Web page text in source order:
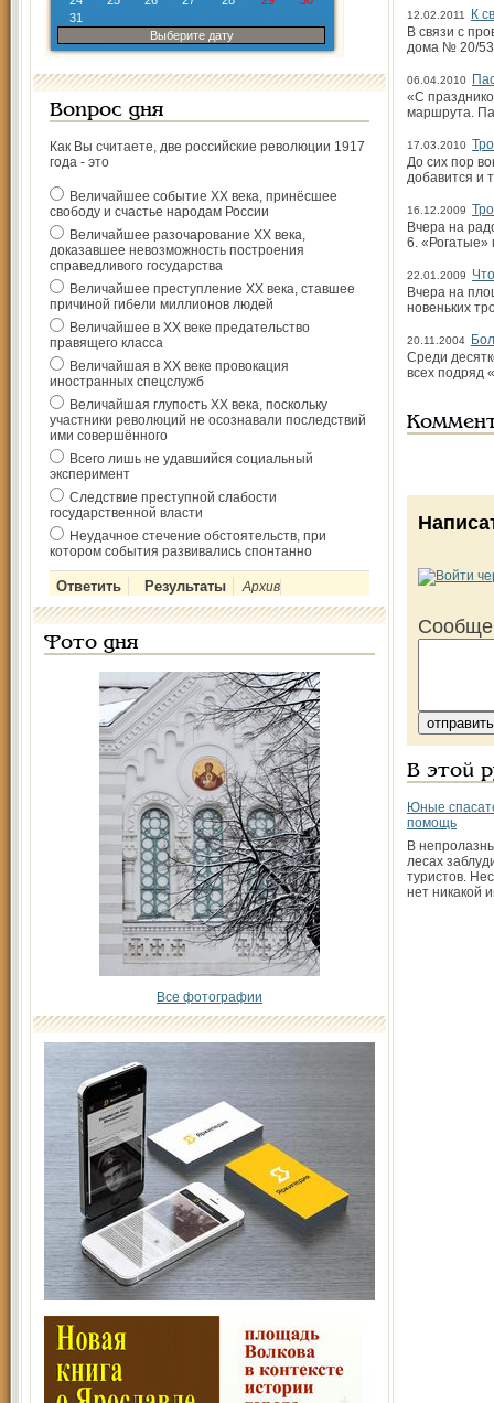
31
Выберите дату
Вопрос дня
Как Вы считаете, две российские революции 1917
года - это
Величайшее событие ХХ века, принёсшее
свободу и счастье народам России
Величайшее разочарование ХХ века,
доказавшее невозможность построения
справедливого государства
Величайшее преступление ХХ века, ставшее
причиной гибели миллионов людей
Величайшее в ХХ веке предательство
правящего класса
Величайшая в ХХ веке провокация
иностранных спецслужб
Величайшая глупость ХХ века, поскольку
участники революций не осознавали последствий
ими совершённого
Всего лишь не удавшийся социальный
эксперимент
Следствие преступной слабости
государственной власти
Неудачное стечение обстоятельств, при
котором события развивались спонтанно
Архив
Фото дня
Все фотографии
12.02.2011
К
В связи с
дома № 20/53
06.04.2010
«С
маршрута.
17.03.2010
До сих пор
добавится и
16.12.2009
Вчера на
6. «Рогатые»
22.01.2009
Вчера на
новеньких
20.11.2004
Среди
всех подряд
В этой
Юные
помощь
В
лесах
туристов.
нет никакой